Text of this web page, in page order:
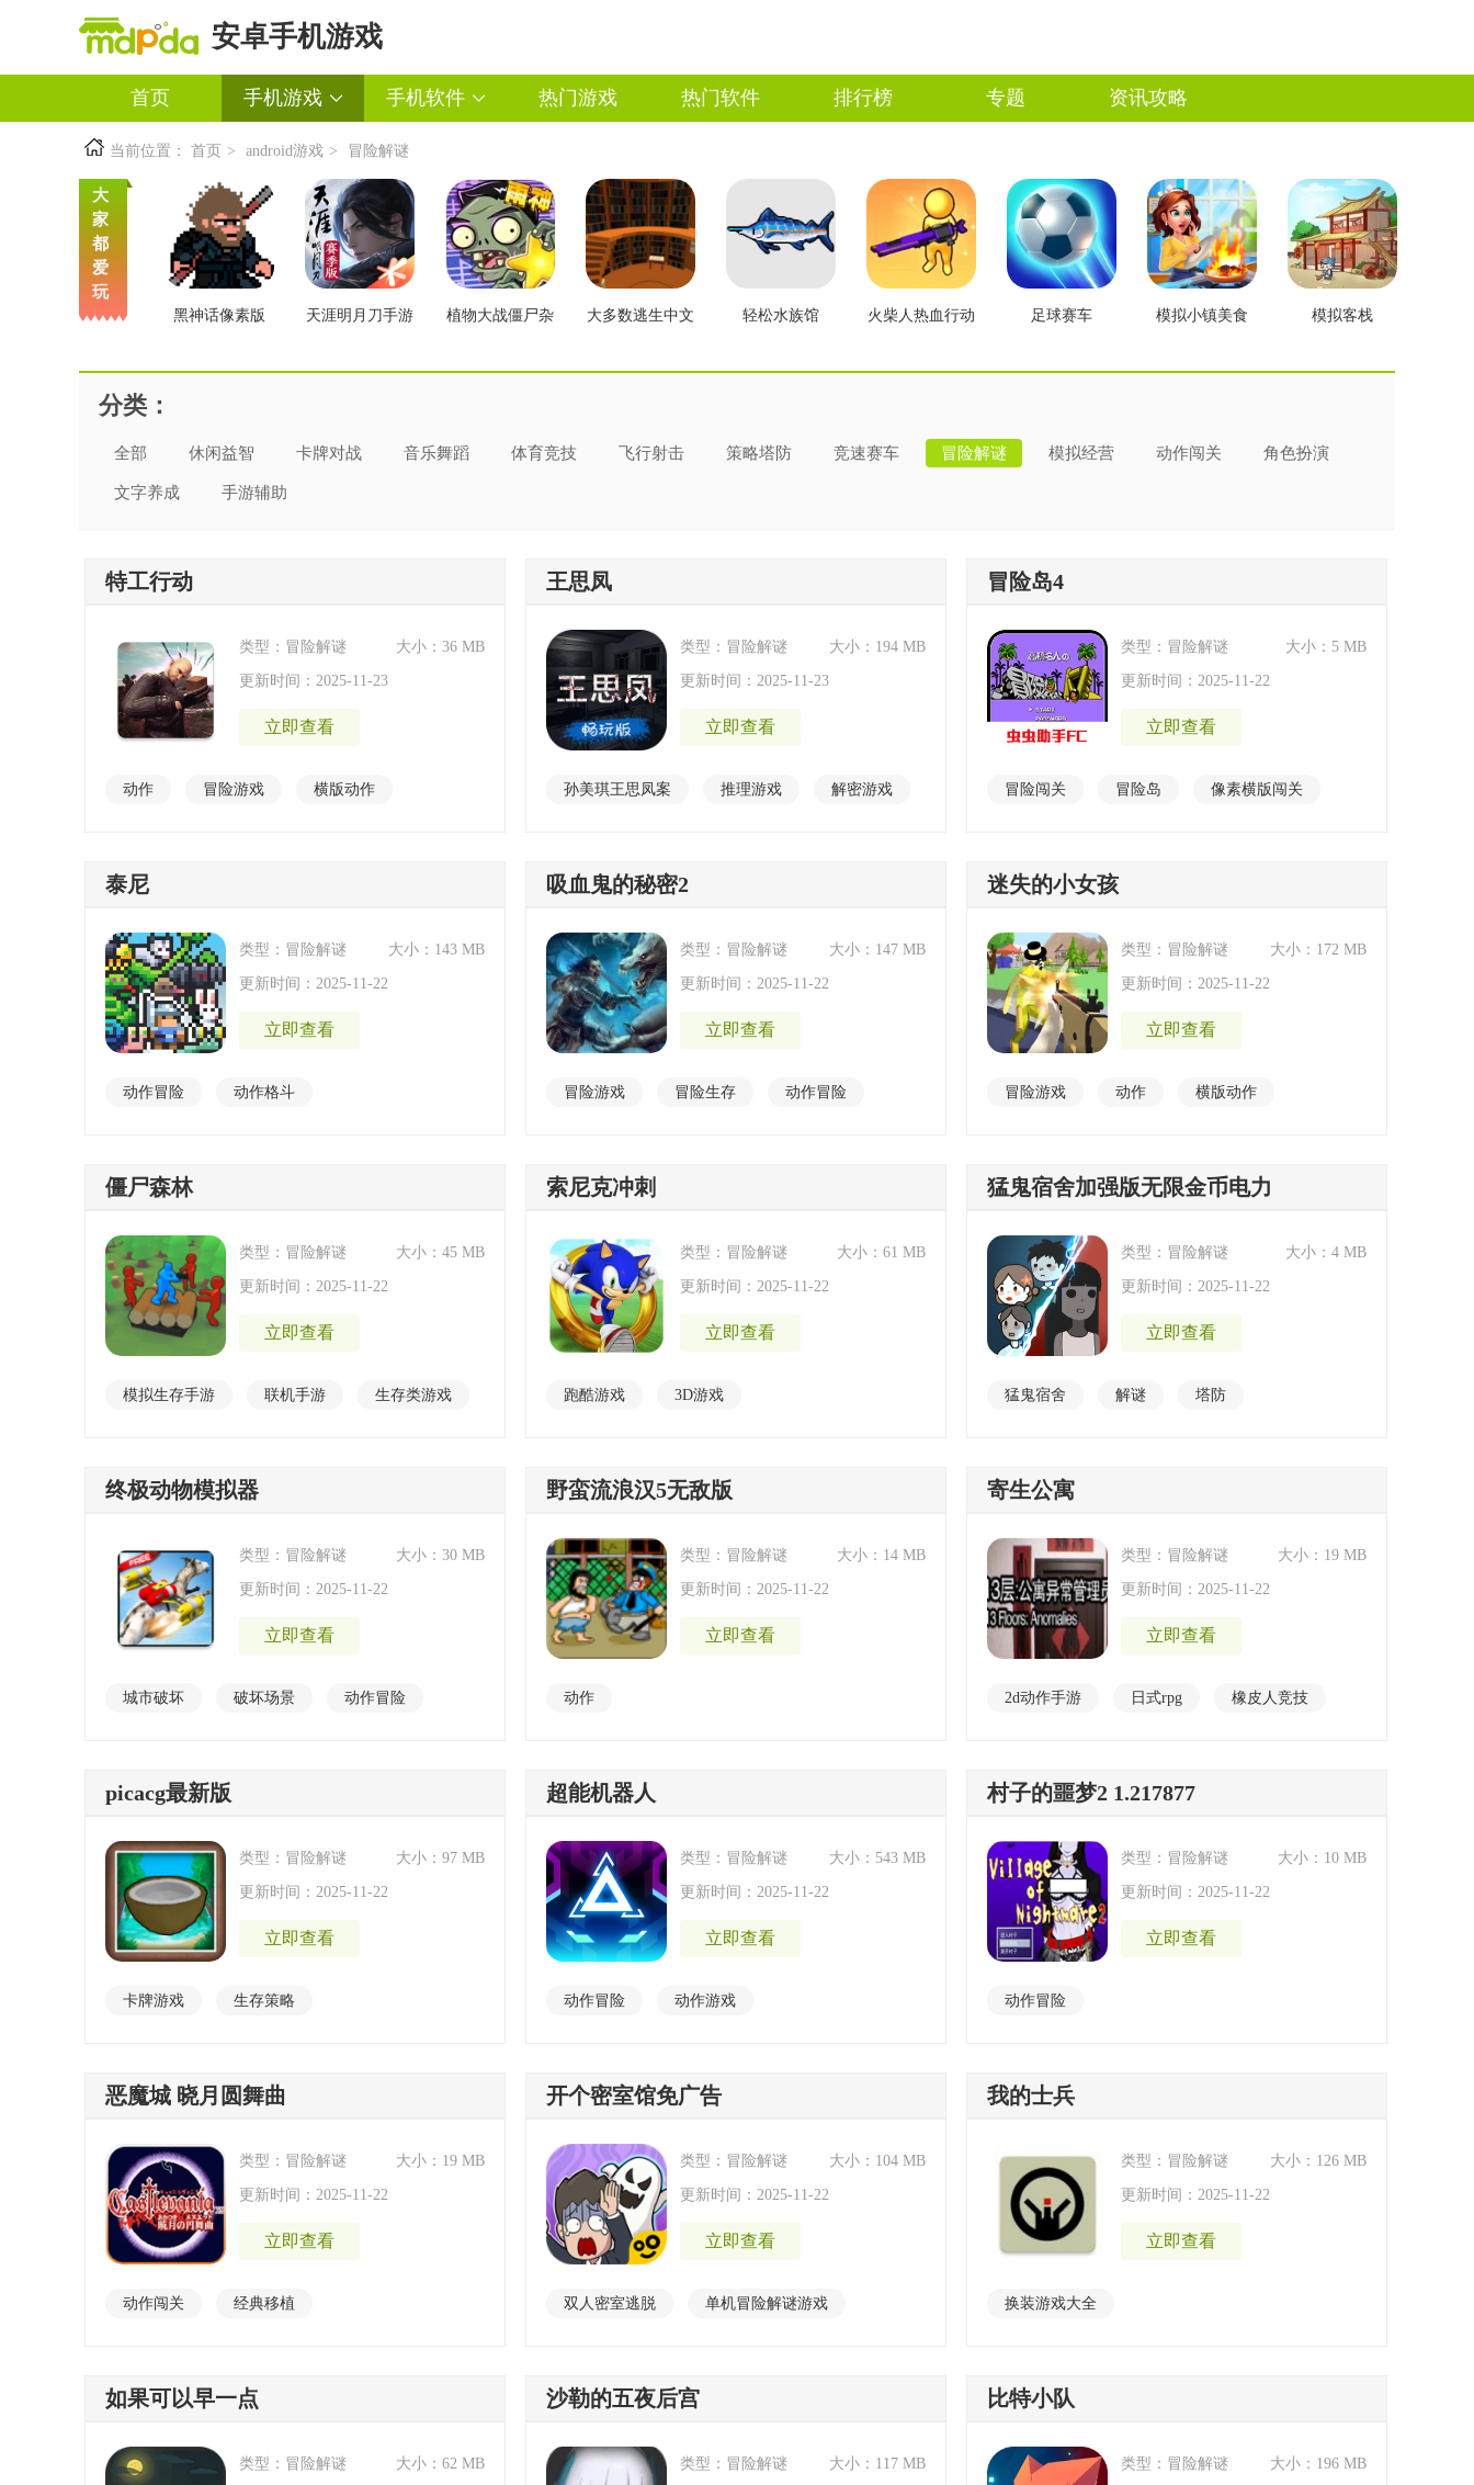
安卓手机游戏
首页 手机游戏 手机软件 热门游戏 热门软件 排行榜 专题 资讯攻略
当前位置： 首页 > android游戏 > 冒险解谜
大
家
都
爱
玩
黑神话像素版 天涯明月刀手游 植物大战僵尸杂 大多数逃生中文 轻松水族馆 火柴人热血行动 足球赛车 模拟小镇美食 模拟客栈
分类：
全部 休闲益智 卡牌对战 音乐舞蹈 体育竞技 飞行射击 策略塔防 竞速赛车 冒险解谜 模拟经营 动作闯关 角色扮演
文字养成 手游辅助
特工行动
类型：冒险解谜 大小：36 MB
更新时间：2025-11-23
立即查看
动作 冒险游戏 横版动作
王思凤
类型：冒险解谜 大小：194 MB
更新时间：2025-11-23
立即查看
孙美琪王思凤案 推理游戏 解密游戏
冒险岛4
类型：冒险解谜 大小：5 MB
更新时间：2025-11-22
立即查看
冒险闯关 冒险岛 像素横版闯关
泰尼
类型：冒险解谜 大小：143 MB
更新时间：2025-11-22
立即查看
动作冒险 动作格斗
吸血鬼的秘密2
类型：冒险解谜 大小：147 MB
更新时间：2025-11-22
立即查看
冒险游戏 冒险生存 动作冒险
迷失的小女孩
类型：冒险解谜 大小：172 MB
更新时间：2025-11-22
立即查看
冒险游戏 动作 横版动作
僵尸森林
类型：冒险解谜 大小：45 MB
更新时间：2025-11-22
立即查看
模拟生存手游 联机手游 生存类游戏
索尼克冲刺
类型：冒险解谜 大小：61 MB
更新时间：2025-11-22
立即查看
跑酷游戏 3D游戏
猛鬼宿舍加强版无限金币电力
类型：冒险解谜 大小：4 MB
更新时间：2025-11-22
立即查看
猛鬼宿舍 解谜 塔防
终极动物模拟器
类型：冒险解谜 大小：30 MB
更新时间：2025-11-22
立即查看
城市破坏 破坏场景 动作冒险
中国风卡牌手游
野蛮流浪汉5无敌版
类型：冒险解谜 大小：14 MB
更新时间：2025-11-22
立即查看
动作
寄生公寓
类型：冒险解谜 大小：19 MB
更新时间：2025-11-22
立即查看
2d动作手游 日式rpg 橡皮人竞技
picacg最新版
类型：冒险解谜 大小：97 MB
更新时间：2025-11-22
立即查看
卡牌游戏 生存策略
超能机器人
类型：冒险解谜 大小：543 MB
更新时间：2025-11-22
立即查看
动作冒险 动作游戏
村子的噩梦2 1.217877
类型：冒险解谜 大小：10 MB
更新时间：2025-11-22
立即查看
动作冒险
恶魔城 晓月圆舞曲
类型：冒险解谜 大小：19 MB
更新时间：2025-11-22
立即查看
动作闯关 经典移植
开个密室馆免广告
类型：冒险解谜 大小：104 MB
更新时间：2025-11-22
立即查看
双人密室逃脱 单机冒险解谜游戏
我的士兵
类型：冒险解谜 大小：126 MB
更新时间：2025-11-22
立即查看
换装游戏大全
如果可以早一点
类型：冒险解谜 大小：62 MB
沙勒的五夜后宫
类型：冒险解谜 大小：117 MB
比特小队
类型：冒险解谜 大小：196 MB